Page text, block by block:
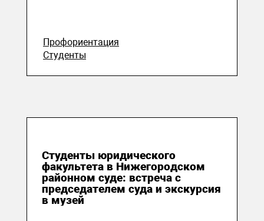
Профориентация
Студенты
Студенты юридического
факультета в Нижегородском
районном суде: встреча с
председателем суда и экскурсия
в музей